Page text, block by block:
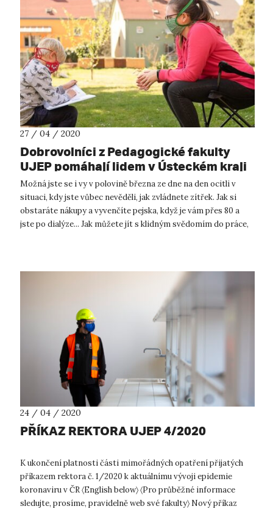
27 / 04 / 2020
Dobrovolníci z Pedagogické fakulty
UJEP pomáhají lidem v Ústeckém kraji
zvládnout krizi
Možná jste se i vy v polovině března ze dne na den ocitli v
situaci, kdy jste vůbec nevěděli, jak zvládnete zítřek. Jak si
obstaráte nákupy a vyvenčíte pejska, když je vám přes 80 a
jste po dialýze... Jak můžete jít s klidným svědomím do práce,
24 / 04 / 2020
PŘÍKAZ REKTORA UJEP 4/2020
K ukončení platnosti části mimořádných opatření přijatých
příkazem rektora č. 1/2020 k aktuálnímu vývoji epidemie
koronaviru v ČR 〈English below〉 〈Pro průběžné informace
sledujte, prosíme, pravidelně web své fakulty〉 Nový příkaz